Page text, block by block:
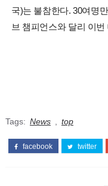
국)는 불참한다. 30여명
브 챔피언스와 달리 이
Tags: News top
facebook twitter